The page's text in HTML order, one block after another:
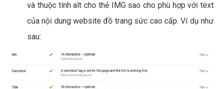
và thuộc tính alt cho thẻ IMG sao cho phù hợp với text
của nội dung website đồ trang sức cao cấp. Ví dụ như
sau: